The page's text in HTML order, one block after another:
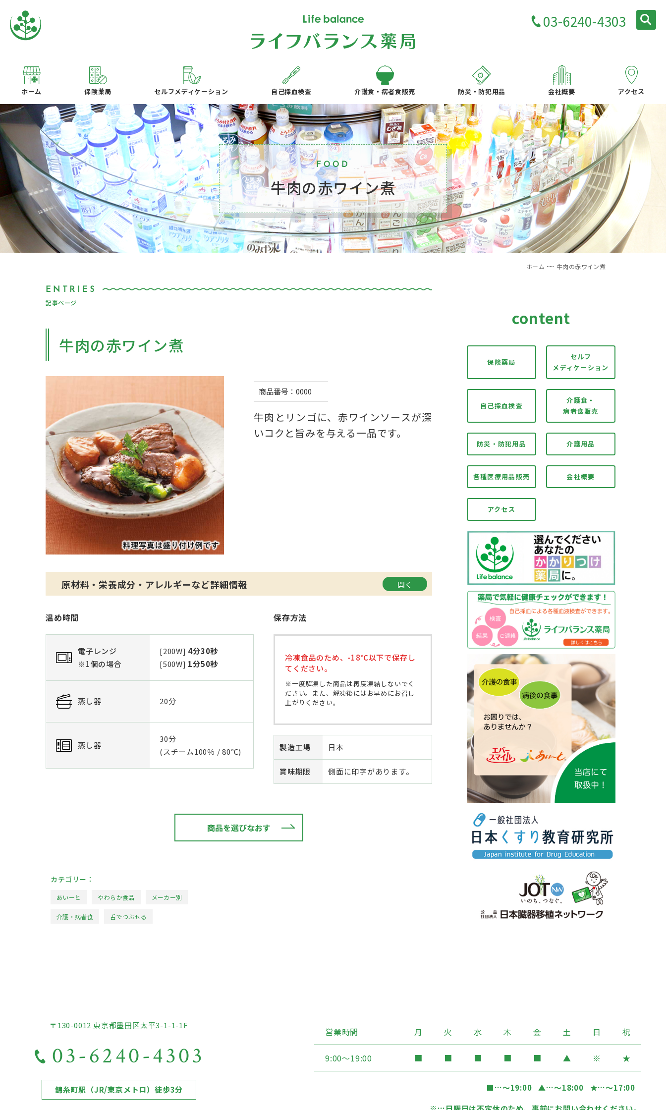
03-6240-4303
ホーム 保険薬局 セルフメディケーション 自己採血検査 介護食・病者食販売 防災・防犯用品 会社概要 アクセス
FOOD
牛肉の赤ワイン煮
ホーム 牛肉の赤ワイン煮
記事ページ
牛肉の赤ワイン煮
商品番号： 0000
牛肉とリンゴに、赤ワインソースが深
いコクと旨みを与える一品です。
原材料・栄養成分・アレルギーなど詳細情報
温め時間
電子レンジ
※1個の場合
[200W] 4分30秒
[500W] 1分50秒
蒸し器 20分
蒸し器
30分
(スチーム100％ / 80℃)
保存方法
冷凍食品のため、-18℃以下で保存し
てください。
※一度解凍した商品は再度凍結しないでく
ださい。また、解凍後にはお早めにお召し
上がりください。
製造工場 日本
賞味期限 側面に印字があります。
商品を選びなおす
カテゴリー：
あいーと やわらか食品 メーカー別
介護・病者食 舌でつぶせる
content
保険薬局
セルフ
メディケーション
自己採血検査
介護食・
病者食販売
防災・防犯用品 介護用品
各種医療用品販売 会社概要
アクセス
〒130-0012 東京都墨田区太平3-1-1-1F
03-6240-4303
錦糸町駅（JR/東京メトロ）徒歩3分
営業時間 月 火 水 木 金 土 日 祝
9:00〜19:00 ■ ■ ■ ■ ■ ▲ ※ ★
■…〜19:00 ▲…〜18:00 ★…〜17:00